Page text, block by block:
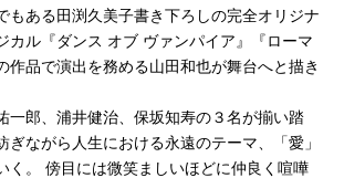
もある田渕久美子書き下ろしの完全オリジナ
カル『ダンス オブ ヴァンパイア』『ローマ
作品で演出を務める山田和也が舞台へと描き
一郎、浦井健治、保坂知寿の３名が揃い踏
ぎながら人生における永遠のテーマ、「愛」
く。 傍目には微笑ましいほどに仲良く喧嘩